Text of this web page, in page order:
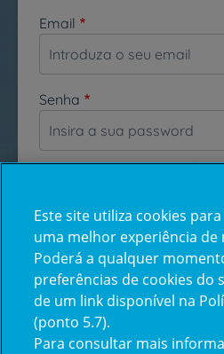
Email
Senha
Esqueceu-se da
Inicie sessão
Este site utiliza cookies
uma melhor experiência de
Poderá a qualquer
preferências de cookies do
de um link disponível na
(ponto 5.7).
Para consultar mais